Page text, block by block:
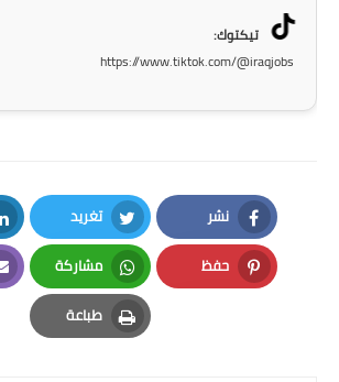
فن ومشاهير
العامة
تيكتوك:
https://www.tiktok.com/@iraqjobs
نشر
Facebook
تغريد
Twitter
حفظ
Pinterest
مشاركة
Whatsapp
طباعة
Print